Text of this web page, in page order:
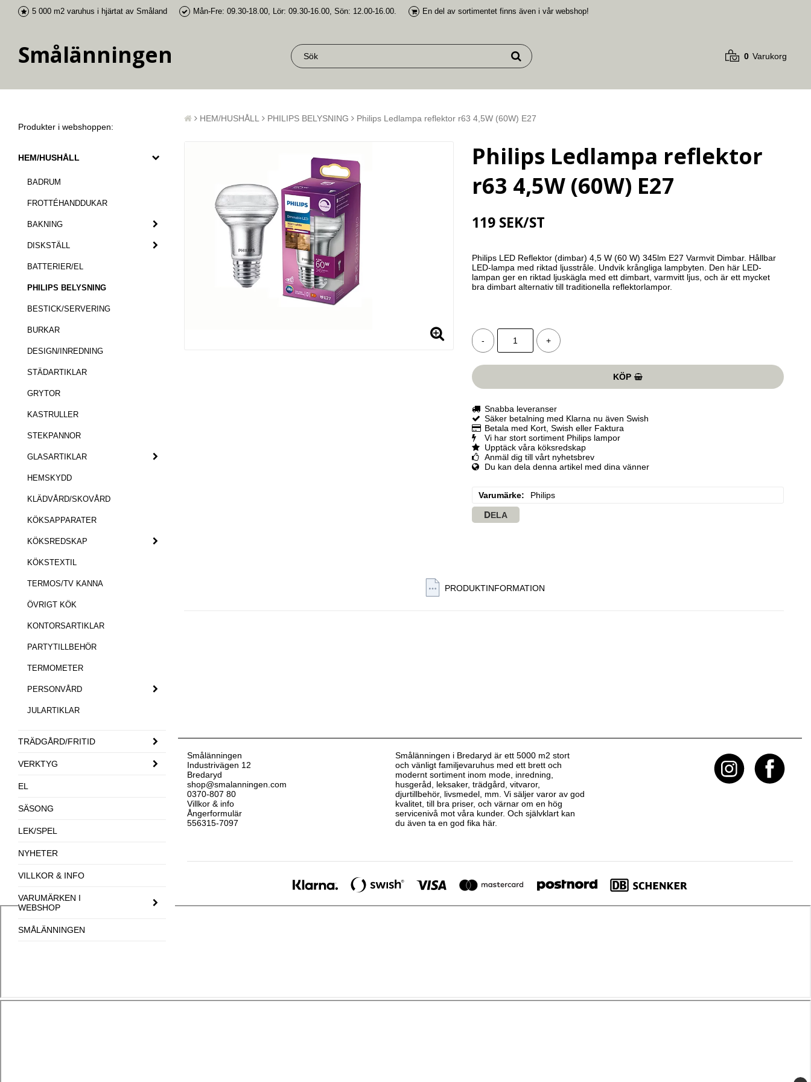
5 000 m2 varuhus i hjärtat av Småland Mån-Fre: 09.30-18.00, Lör: 09.30-16.00, Sön: 12.00-16.00. En del av sortimentet finns även i vår webshop!
Smålänningen 0 Varukorg
Produkter i webshoppen:
HEM/HUSHÅLL
BADRUM
FROTTÉHANDDUKAR
BAKNING
DISKSTÄLL
BATTERIER/EL
PHILIPS BELYSNING
BESTICK/SERVERING
BURKAR
DESIGN/INREDNING
STÄDARTIKLAR
GRYTOR
KASTRULLER
STEKPANNOR
GLASARTIKLAR
HEMSKYDD
KLÄDVÅRD/SKOVÅRD
KÖKSAPPARATER
KÖKSREDSKAP
KÖKSTEXTIL
TERMOS/TV KANNA
ÖVRIGT KÖK
KONTORSARTIKLAR
PARTYTILLBEHÖR
TERMOMETER
PERSONVÅRD
JULARTIKLAR
TRÄDGÅRD/FRITID
VERKTYG
EL
SÄSONG
LEK/SPEL
NYHETER
VILLKOR & INFO
VARUMÄRKEN I
WEBSHOP
SMÅLÄNNINGEN
HEM/HUSHÅLL PHILIPS BELYSNING Philips Ledlampa reflektor r63 4,5W (60W) E27
Philips Ledlampa reflektor
r63 4,5W (60W) E27
119 SEK/ST
Philips LED Reflektor (dimbar) 4,5 W (60 W) 345lm E27 Varmvit Dimbar. Hållbar
LED-lampa med riktad ljusstråle. Undvik krångliga lampbyten. Den här LED-
lampan ger en riktad ljuskägla med ett dimbart, varmvitt ljus, och är ett mycket
bra dimbart alternativ till traditionella reflektorlampor.
- +
KÖP
Snabba leveranser
Säker betalning med Klarna nu även Swish
Betala med Kort, Swish eller Faktura
Vi har stort sortiment Philips lampor
Upptäck våra köksredskap
Anmäl dig till vårt nyhetsbrev
Du kan dela denna artikel med dina vänner
Varumärke Philips
DELA
PRODUKTINFORMATION
Smålänningen
Industrivägen 12
Bredaryd
shop@smalanningen.com
0370-807 80
Villkor & info
Ångerformulär
556315-7097
Smålänningen i Bredaryd är ett 5000 m2 stort
och vänligt familjevaruhus med ett brett och
modernt sortiment inom mode, inredning,
husgeråd, leksaker, trädgård, vitvaror,
djurtillbehör, livsmedel, mm. Vi säljer varor av god
kvalitet, till bra priser, och värnar om en hög
servicenivå mot våra kunder. Och självklart kan
du även ta en god fika här.